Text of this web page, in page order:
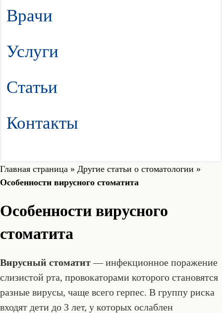
Врачи
Услуги
Статьи
Контакты
Главная страница » Другие статьи о стоматологии »
Особенности вирусного стоматита
Особенности вирусного
стоматита
Вирусный стоматит— инфекционное поражение
слизистой рта, провокаторами которого становятся
разные вирусы, чаще всего герпес. В группу риска
входят дети до 3 лет, у которых ослаблен